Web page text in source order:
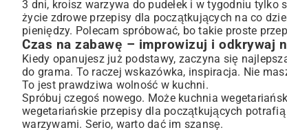
3 dni, kroisz warzywa do pudełek i w tygodniu tylko
życie zdrowe przepisy dla początkujących na co
pieniędzy. Polecam spróbować, bo takie proste
Czas na zabawę – improwizuj i odkrywaj
Kiedy opanujesz już podstawy, zaczyna się
do grama. To raczej wskazówka, inspiracja. Nie
To jest prawdziwa wolność w kuchni.
Spróbuj czegoś nowego. Może kuchnia
wegetariańskie przepisy dla początkujących
warzywami. Serio, warto dać im szansę.